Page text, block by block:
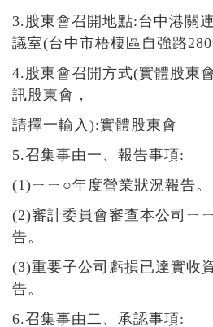
3.股東會召開地點:台中港關
議室(台中市梧棲區自強路
4.股東會召開方式(實體股東
訊股東會，
請擇一輸入):實體股東會
5.召集事由一、報告事項:
(1)ㄧㄧ○年度營業狀況報告。
(2)審計委員會審查本公司ㄧ
告。
(3)重要子公司虧損已達實收
告。
6.召集事由二、承認事項: